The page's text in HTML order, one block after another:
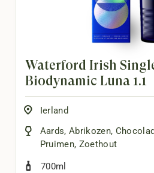
Waterford Irish
Biodynamic Luna 1.1
Ierland
Aards, Abrikozen,
Pruimen, Zoethout
700ml